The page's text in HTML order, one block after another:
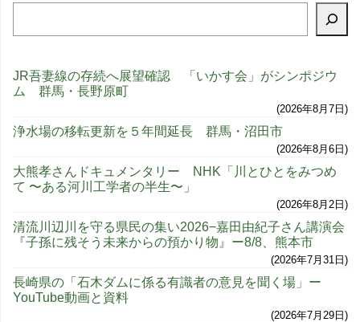
JR吾妻線の存続へ展望確認 「いかす会」がシンポジウ
ム 群馬・長野原町
2026年8月7日
浄水場の移転更新を５年間延長 群馬・沼田市
2026年8月6日
大熊孝さんドキュメンタリー NHK「川とひとをみつめ
て 〜ある河川工学者の半生〜」
2026年8月2日
清流川辺川を守る県民の集い2026−嘉田由紀子さん講演会
『子孫に残そう未来からの預かり物』ー8/8、熊本市
2026年7月31日
長崎県の「石木ダムに係る有識者の意見を聞く場」ー
YouTube動画と資料
2026年7月29日